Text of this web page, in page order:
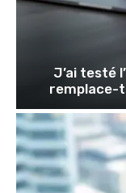
J’ai testé
remplace-